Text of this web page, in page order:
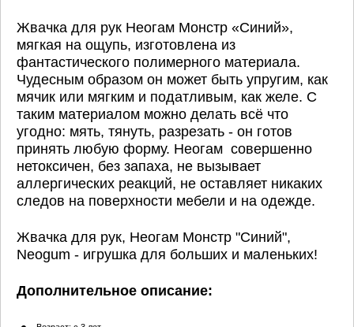
Жвачка для рук Неогам Монстр «Синий»,
мягкая на ощупь, изготовлена из
фантастического полимерного материала.
Чудесным образом он может быть упругим, как
мячик или мягким и податливым, как желе. С
таким материалом можно делать всё что
угодно: мять, тянуть, разрезать - он готов
принять любую форму. Неогам совершенно
нетоксичен, без запаха, не вызывает
аллергических реакций, не оставляет никаких
следов на поверхности мебели и на одежде.
Жвачка для рук, Неогам Монстр "Синий",
Neogum - игрушка для больших и маленьких!
Дополнительное описание: